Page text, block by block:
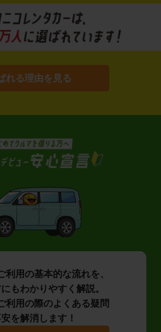
れる理由を見る
利用の基本的な流れを、
もわかりやすく解説。
利用の際のよくある疑問
を解消します！